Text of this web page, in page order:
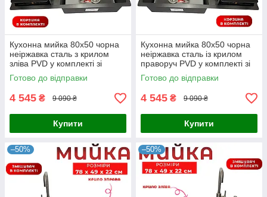
Кухонна мийка 80x50 чорна
неіржавка сталь з крилом
зліва PVD у комплекті зі
змішувачем, дозатором і
кошиком
Готово до відправки
4 545 ₴ 9 090 ₴
Купити
Кухонна мийка 80x50 чорна
неіржавка сталь із крилом
праворуч PVD у комплекті зі
змішувачем дозатором і
кошиком
Готово до відправки
4 545 ₴ 9 090 ₴
Купити
–50% –50%